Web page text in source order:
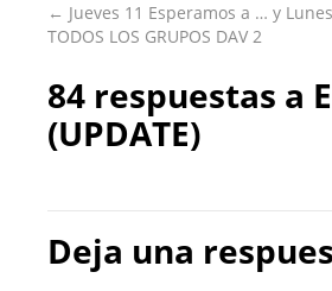
← Jueves 11 Esperamos a … y
TODOS LOS GRUPOS DAV 2
84 respuestas a
(UPDATE)
Deja una